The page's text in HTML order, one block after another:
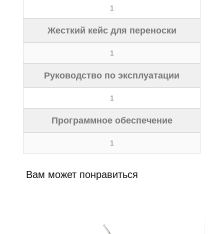
1
Жесткий кейс для переноски
1
Руководство по эксплуатации
1
Программное обеспечение
1
Вам может понравиться